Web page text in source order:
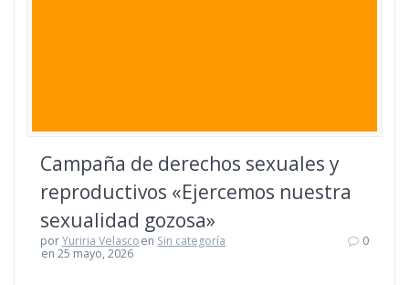
Campaña de derechos sexuales y
reproductivos «Ejercemos nuestra
sexualidad gozosa»
porYuriria Velascoen Sin categoría
en 25 mayo, 2026
0